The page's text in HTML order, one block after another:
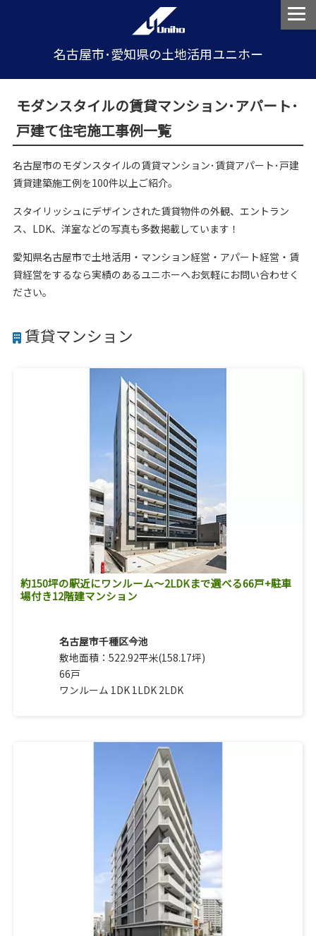
名古屋市･愛知県の土地活用ユニホー
モダンスタイルの賃貸マンション･アパート･
戸建て住宅施工事例一覧
名古屋市のモダンスタイルの賃貸マンション･賃貸アパート･戸建
賃貸建築施工例を100件以上ご紹介。
スタイリッシュにデザインされた賃貸物件の外観、エントラン
ス、LDK、洋室などの写真も多数掲載しています！
愛知県名古屋市で土地活用・マンション経営・アパート経営・賃
貸経営をするなら実績のあるユニホーへお気軽にお問い合わせく
ださい。
賃貸マンション
約150坪の駅近にワンルーム～2LDKまで選べる66戸+駐車
場付き12階建マンション
名古屋市千種区今池
敷地面積：522.92平米(158.17坪)
66戸
ワンルーム 1DK 1LDK 2LDK